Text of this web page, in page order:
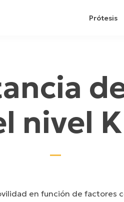
Prótesis
nivel K
en función de factores